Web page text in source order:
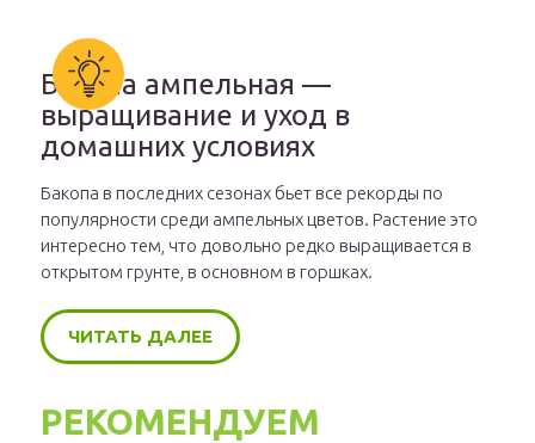
Бакопа ампельная —
выращивание и уход в
домашних условиях
Бакопа в последних сезонах бьет все рекорды по
популярности среди ампельных цветов. Растение это
интересно тем, что довольно редко выращивается в
открытом грунте, в основном в горшках.
ЧИТАТЬ ДАЛЕЕ
РЕКОМЕНДУЕМ